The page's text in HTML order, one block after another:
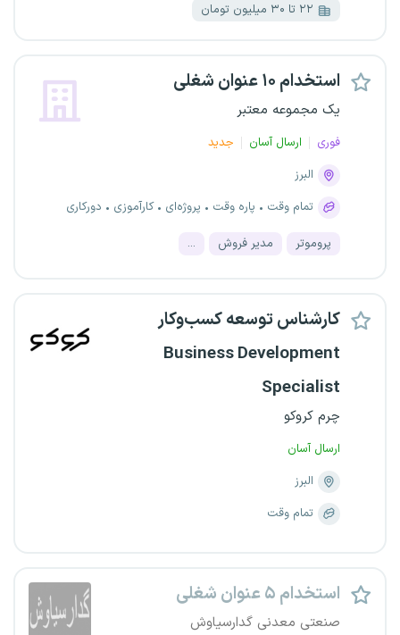
۲۲ تا ۳۰ میلیون تومان
استخدام ۱۰ عنوان شغلی
یک مجموعه معتبر
فوری ارسال آسان
جدید
البرز
تمام وقت
پاره وقت پروژه‌ای کارآموزی دورکاری
پروموتر مدیر فروش ...
کارشناس توسعه کسب‌وکار
Business Development
Specialist
چرم کروکو
ارسال آسان
البرز
تمام وقت
استخدام ۵ عنوان شغلی
صنعتی معدنی گدارسیاوش